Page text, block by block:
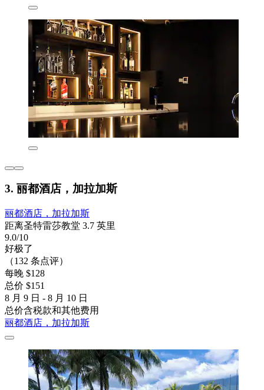
3. 丽都酒店，加拉加斯
丽都酒店，加拉加斯
距离圣特雷莎教堂 3.7 英里
9.0/10
好极了
（132 条点评）
每晚 $128
总价 $151
8 月 9 日 - 8 月 10 日
总价含税款和其他费用
丽都酒店，加拉加斯